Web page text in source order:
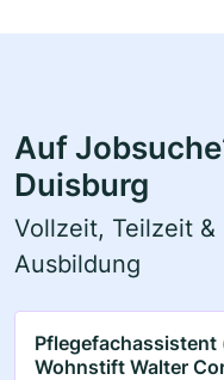
Auf
Duisburg
Vollzeit, Teilzeit &
Ausbildung
Wohnstift Walter